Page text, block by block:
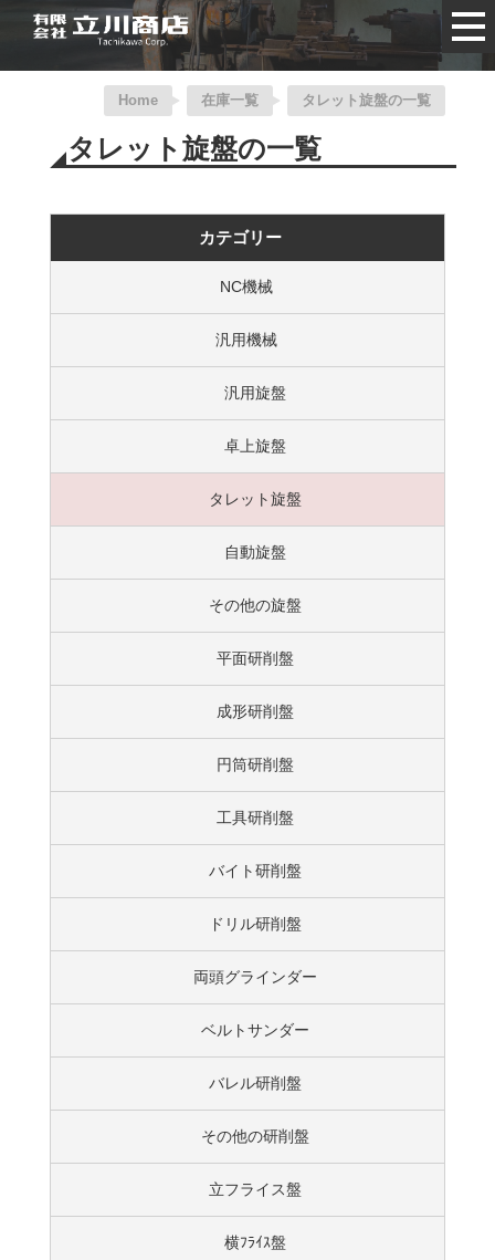
Home 在庫一覧 タレット旋盤の一覧
タレット旋盤の一覧
カテゴリー
NC機械
汎用機械
汎用旋盤
卓上旋盤
タレット旋盤
自動旋盤
その他の旋盤
平面研削盤
成形研削盤
円筒研削盤
工具研削盤
バイト研削盤
ドリル研削盤
両頭グラインダー
ベルトサンダー
バレル研削盤
その他の研削盤
立フライス盤
横ﾌﾗｲｽ盤